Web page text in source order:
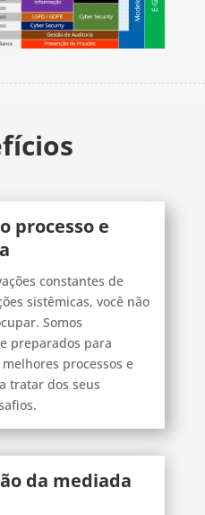
processo e
constantes de
sistêmicas, você não
Somos
preparados para
processos e
tratar dos seus
da mediada